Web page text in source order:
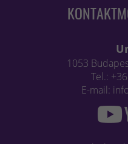
1053
Tel.:
E-mail: